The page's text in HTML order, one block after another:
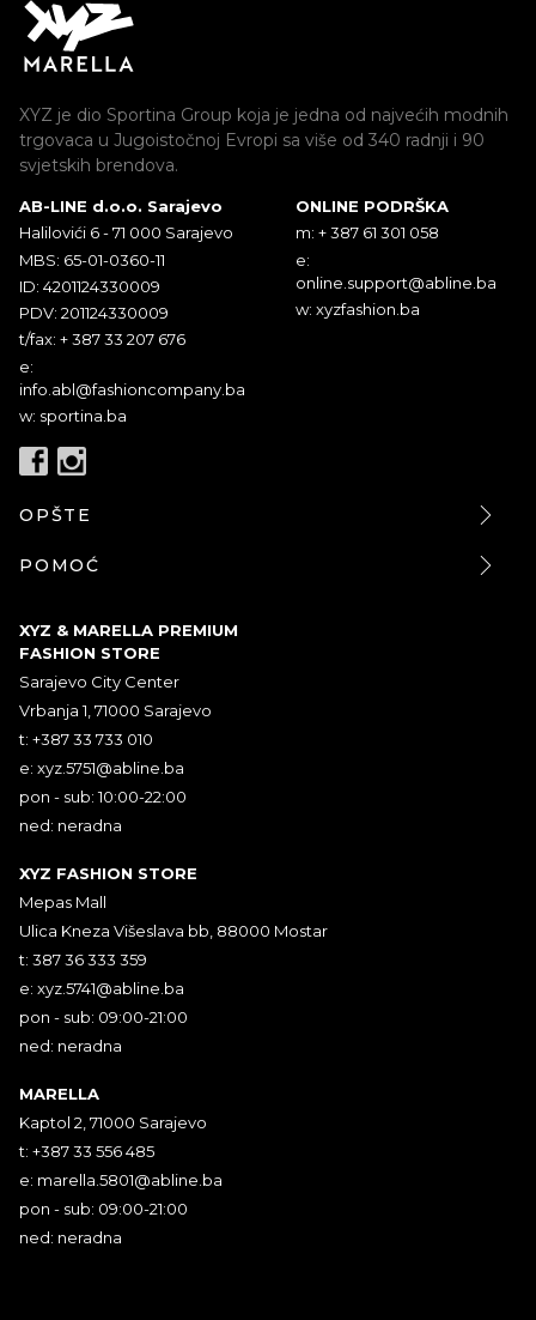
XYZ je dio Sportina Group koja je jedna od najvećih modnih
trgovaca u Jugoistočnoj Evropi sa više od 340 radnji i 90
svjetskih brendova.
AB-LINE d.o.o. Sarajevo
Halilovići 6 - 71 000 Sarajevo
MBS: 65-01-0360-11
ID: 4201124330009
PDV: 201124330009
t/fax: + 387 33 207 676
e:
info.abl@fashioncompany.ba
w: sportina.ba
ONLINE PODRŠKA
m: + 387 61 301 058
e:
online.support@abline.ba
w: xyzfashion.ba
OPŠTE
POMOĆ
XYZ & MARELLA PREMIUM
FASHION STORE
Sarajevo City Center
Vrbanja 1, 71000 Sarajevo
t: +387 33 733 010
e: xyz.5751@abline.ba
pon - sub: 10:00-22:00
ned: neradna
XYZ FASHION STORE
Mepas Mall
Ulica Kneza Višeslava bb, 88000 Mostar
t: 387 36 333 359
e: xyz.5741@abline.ba
pon - sub: 09:00-21:00
ned: neradna
MARELLA
Kaptol 2, 71000 Sarajevo
t: +387 33 556 485
e: marella.5801@abline.ba
pon - sub: 09:00-21:00
ned: neradna